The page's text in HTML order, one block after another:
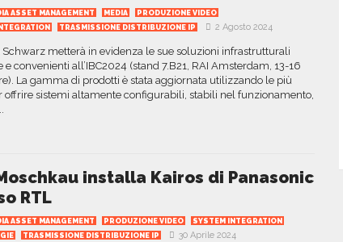
ASSET MANAGEMENT MEDIA
PRODUZIONE VIDEO
TRASMISSIONE DISTRIBUZIONE IP 2 Agosto 2024
Schwarz metterà in evidenza le sue soluzioni infrastrutturali
e convenienti all’IBC2024 (stand 7.B21, RAI Amsterdam, 13-16
La gamma di prodotti è stata aggiornata utilizzando le più
offrire sistemi altamente configurabili, stabili nel funzionamento,
installa Kairos di Panasonic
RTL
ASSET MANAGEMENT PRODUZIONE VIDEO
SYSTEM INTEGRATION
TRASMISSIONE DISTRIBUZIONE IP 30 Aprile 2024